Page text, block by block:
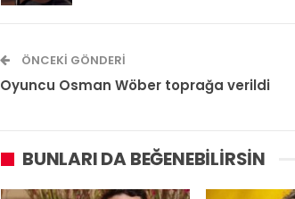
ÖNCEKI GÖNDERI
Oyuncu Osman Wöber toprağa verildi
BUNLARI DA BEĞENEBILIRSIN